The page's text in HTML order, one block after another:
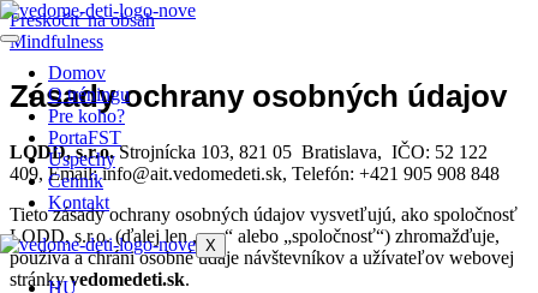
Preskočiť na obsah
Domov
O tréningu
Pre koho?
PortaFST
Úspechy
Cenník
Kontakt
X
HU
Mindfulness
Zásady ochrany osobných údajov
LODD, s.r.o.Strojnícka 103, 821 05 Bratislava, IČO: 52 122
409, Email:info@ait.vedomedeti.sk, Telefón: +421 905 908 848
Tieto zásady ochrany osobných údajov vysvetľujú, ako spoločnosť
LODD, s.r.o. (ďalej len „my“ alebo „spoločnosť“) zhromažďuje,
používa a chráni osobné údaje návštevníkov a užívateľov webovej
stránkyvedomedeti.sk.